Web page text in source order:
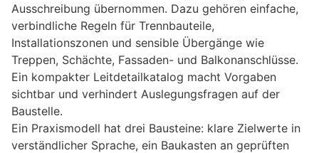
Ausschreibung übernommen. Dazu gehören einfache,
verbindliche Regeln für Trennbauteile,
Installationszonen und sensible Übergänge wie
Treppen, Schächte, Fassaden- und Balkonanschlüsse.
Ein kompakter Leitdetailkatalog macht Vorgaben
sichtbar und verhindert Auslegungsfragen auf der
Baustelle.
Ein Praxismodell hat drei Bausteine: klare Zielwerte in
verständlicher Sprache, ein Baukasten an geprüften